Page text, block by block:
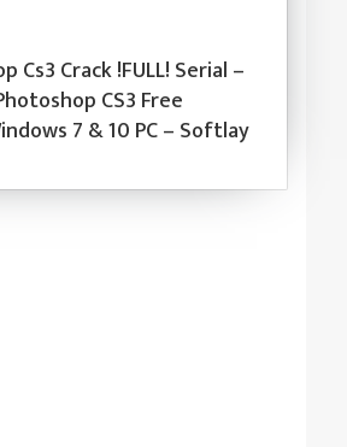
Cs3 Crack !FULL! Serial –
CS3 Free
7 & 10 PC – Softlay